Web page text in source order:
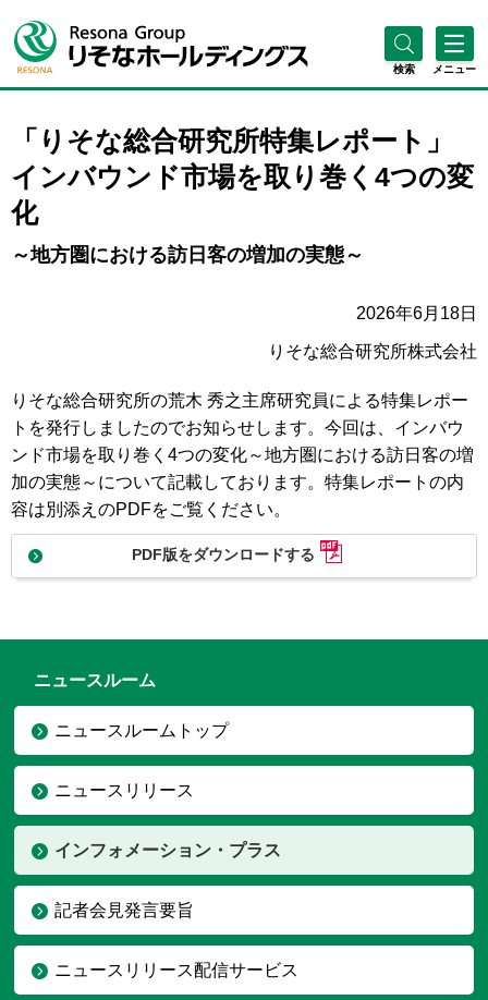
検索 メニュー
「りそな総合研究所特集レポート」
インバウンド市場を取り巻く4つの変
化
～地方圏における訪日客の増加の実態～
2026年6月18日
りそな総合研究所株式会社
りそな総合研究所の荒木 秀之主席研究員による特集レポー
トを発行しましたのでお知らせします。今回は、インバウ
ンド市場を取り巻く4つの変化～地方圏における訪日客の増
加の実態～について記載しております。特集レポートの内
容は別添えのPDFをご覧ください。
PDF版をダウンロードする
ニュースルーム
ニュースルームトップ
ニュースリリース
インフォメーション・プラス
記者会見発言要旨
ニュースリリース配信サービス